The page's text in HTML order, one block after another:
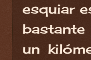
esquiar
bastante
un